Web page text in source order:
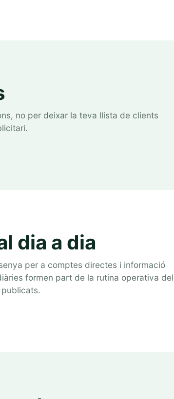
no per deixar la teva llista de clients
dia a dia
per a comptes directes i informació
formen part de la rutina operativa del